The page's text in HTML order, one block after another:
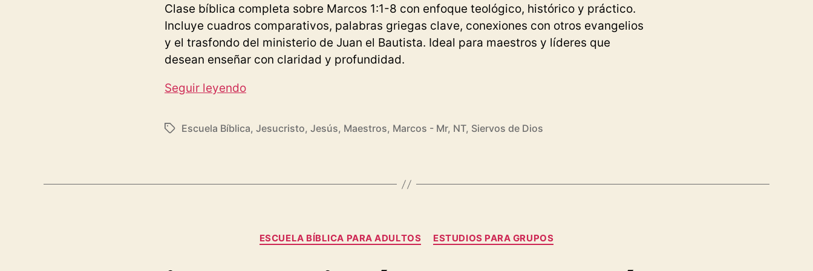
Clase bíblica completa sobre Marcos 1:1-8 con enfoque teológico, histórico y práctico.
Incluye cuadros comparativos, palabras griegas clave, conexiones con otros evangelios
y el trasfondo del ministerio de Juan el Bautista. Ideal para maestros y líderes que
desean enseñar con claridad y profundidad.
Seguir leyendoClase
sobre
Marcos
Juan
Etiquetas
Escuela Bíblica, Jesucristo, Jesús, Maestros, Marcos - Mr, NT, Siervos de Dios
Categorías
ESCUELA BÍBLICA PARA ADULTOS ESTUDIOS PARA GRUPOS